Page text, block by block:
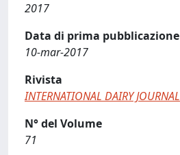
2017
Data di prima pubblicazione
10-mar-2017
Rivista
INTERNATIONAL DAIRY JOURNAL
N° del Volume
71